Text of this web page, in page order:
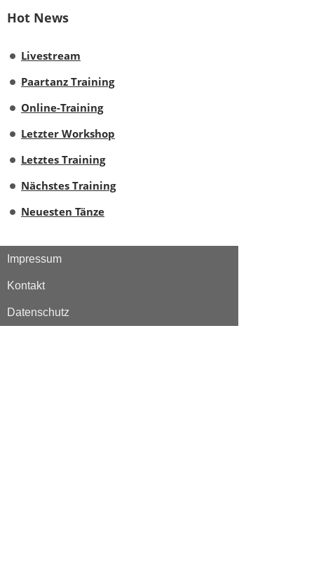
Hot News
Livestream
Paartanz Training
Online-Training
Letzter Workshop
Letztes Training
Nächstes Training
Neuesten Tänze
Impressum
Kontakt
Datenschutz